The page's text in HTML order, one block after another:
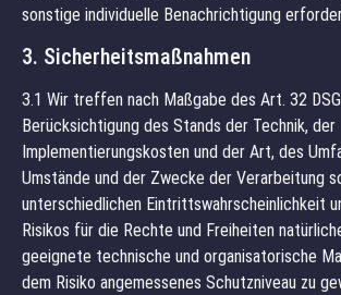
sonstige individuelle Benachrichtigung
3. Sicherheitsmaßnahmen
3.1 Wir treffen nach Maßgabe des Art. 32
Berücksichtigung des Stands der Technik, der
Implementierungskosten und der Art, des
Umstände und der Zwecke der Verarbeitung
unterschiedlichen Eintrittswahrscheinlichkeit
Risikos für die Rechte und Freiheiten
geeignete technische und organisatorische
dem Risiko angemessenes Schutzniveau zu